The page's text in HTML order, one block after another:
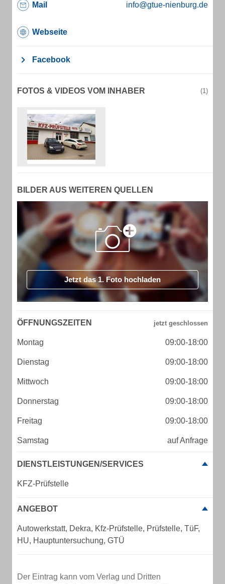
Mail info@gtue-nienburg.de
Webseite
Facebook
FOTOS & VIDEOS VOM INHABER (1)
BILDER AUS WEITEREN QUELLEN
Jetzt das 1. Foto hochladen
ÖFFNUNGSZEITEN
Montag 09:00-18:00
Dienstag 09:00-18:00
Mittwoch 09:00-18:00
Donnerstag 09:00-18:00
Freitag 09:00-18:00
Samstag auf Anfrage
DIENSTLEISTUNGEN/SERVICES
KFZ-Prüfstelle
ANGEBOT
Autowerkstatt, Dekra, Kfz-Prüfstelle, Prüfstelle, TüF,
HU, Hauptuntersuchung, GTÜ
Der Eintrag kann vom Verlag und Dritten